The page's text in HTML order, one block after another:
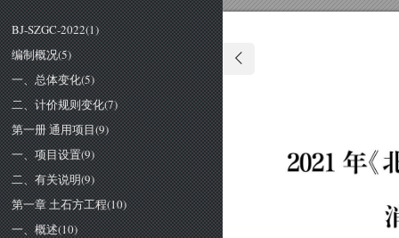
BJ-SZGC-2022(1)
编制概况(5)
一、总体变化(5)
二、计价规则变化(7)
第一册 通用项目(9)
一、项目设置(9)
二、有关说明(9)
第一章 土石方工程(10)
一、概述(10)
２
０２
１ 年《